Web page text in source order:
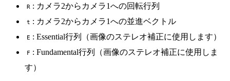
R : カメラ2からカメラ1への回転行列
t : カメラ2からカメラ1への並進ベクトル
E : Essential行列（画像のステレオ補正に使用します）
F : Fundamental行列（画像のステレオ補正に使用しま
す）